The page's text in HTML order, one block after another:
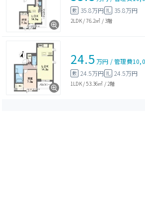
敷 35.8万円 礼 35.8万円
2LDK/76.2㎡ /3階
24.5 万円 /管理費
敷 24.5万円 礼 24.5万円
1LDK/53.36㎡ / 2階